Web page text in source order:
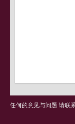
任何的意见与问题 请联